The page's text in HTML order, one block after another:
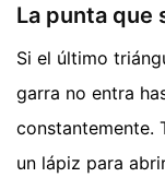
La punta que
Si el último
garra no entra
constantemente.
un lápiz para